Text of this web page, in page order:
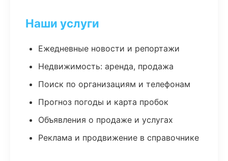
Наши услуги
Ежедневные новости и репортажи
Недвижимость: аренда, продажа
Поиск по организациям и телефонам
Прогноз погоды и карта пробок
Объявления о продаже и услугах
Реклама и продвижение в справочнике